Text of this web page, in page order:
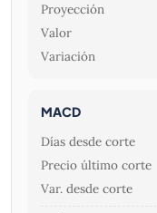
Proyección
Valor
Variación
MACD
Días desde corte
Precio último corte
Var. desde corte